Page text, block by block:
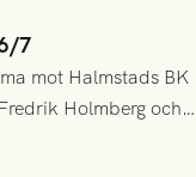
7
mot Halmstads BK
Holmberg och